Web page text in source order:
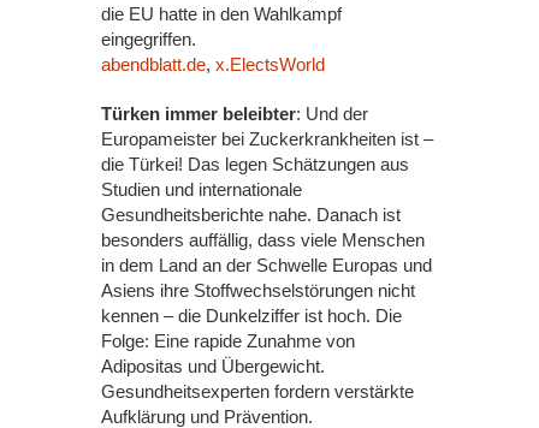
die EU hatte in den Wahlkampf
eingegriffen.
abendblatt.de, x.ElectsWorld
Türken immer beleibter: Und der
Europameister bei Zuckerkrankheiten ist –
die Türkei! Das legen Schätzungen aus
Studien und internationale
Gesundheitsberichte nahe. Danach ist
besonders auffällig, dass viele Menschen
in dem Land an der Schwelle Europas und
Asiens ihre Stoffwechselstörungen nicht
kennen – die Dunkelziffer ist hoch. Die
Folge: Eine rapide Zunahme von
Adipositas und Übergewicht.
Gesundheitsexperten fordern verstärkte
Aufklärung und Prävention.